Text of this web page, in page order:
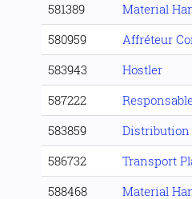
581389 Material
580959
Affréteur
583943
Hostler
587222
583859
Distribution
586732
Transport
588468
Material